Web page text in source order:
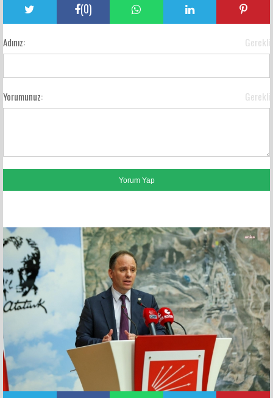
(0)
Adınız: Gerekli
Yorumunuz: Gerekli
FACEBOOK YORUMLARI